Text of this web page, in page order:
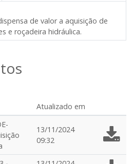
de valor a aquisição de
e roçadeira hidráulica.
Atualizado em
13/11/2024
09:32